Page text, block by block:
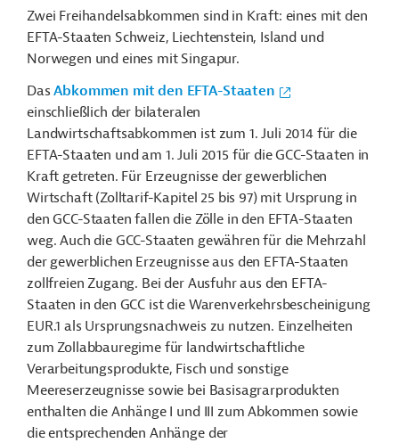
Zwei Freihandelsabkommen sind in Kraft: eines mit den
EFTA-Staaten Schweiz, Liechtenstein, Island und
Norwegen und eines mit Singapur.
DasAbkommen mit den EFTA-Staaten
einschließlich der bilateralen
Landwirtschaftsabkommen ist zum 1. Juli 2014 für die
EFTA-Staaten und am 1. Juli 2015 für die GCC-Staaten in
Kraft getreten. Für Erzeugnisse der gewerblichen
Wirtschaft (Zolltarif-Kapitel 25 bis 97) mit Ursprung in
den GCC-Staaten fallen die Zölle in den EFTA-Staaten
weg. Auch die GCC-Staaten gewähren für die Mehrzahl
der gewerblichen Erzeugnisse aus den EFTA-Staaten
zollfreien Zugang. Bei der Ausfuhr aus den EFTA-
Staaten in den GCC ist die Warenverkehrsbescheinigung
EUR.1 als Ursprungsnachweis zu nutzen. Einzelheiten
zum Zollabbauregime für landwirtschaftliche
Verarbeitungsprodukte, Fisch und sonstige
Meereserzeugnisse sowie bei Basisagrarprodukten
enthalten die Anhänge I und III zum Abkommen sowie
die entsprechenden Anhänge der